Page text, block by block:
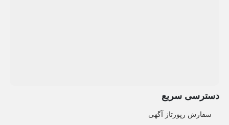
دسترسی سریع
سفارش رپورتاژ آگهی